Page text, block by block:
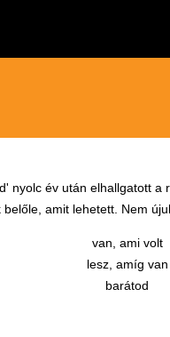
nyolc év után elhallgatott
belőle, amit lehetett. Nem
van, ami volt
lesz, amíg van
barátod